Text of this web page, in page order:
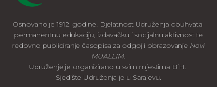
Osnovano je 1912. godine. Djelatnost Udruženja obuhvata
permanentnu edukaciju, izdavačku i socijalnu aktivnost te
redovno publiciranje časopisa za odgoj i obrazovanje Novi
MUALLIM.
Udruženje je organizirano u svim mjestima BiH.
Sjedište Udruženja je u Sarajevu.